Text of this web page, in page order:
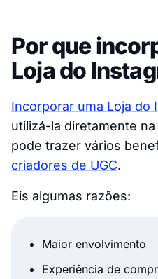
Por que
Loja do
Incorporar uma Loja do
utilizá-la diretamente
pode trazer vários
criadores de UGC.
Eis algumas razões:
Maior envolvimento
Experiência de